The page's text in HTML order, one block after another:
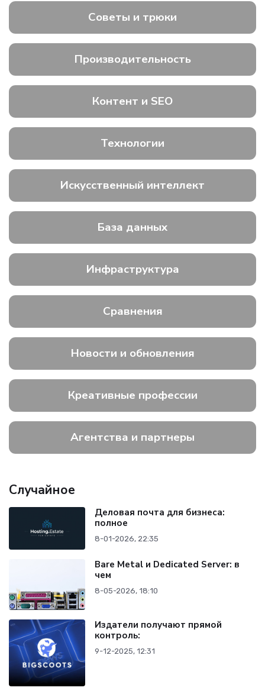
Советы и трюки
Производительность
Контент и SEO
Технологии
Искусственный интеллект
База данных
Инфраструктура
Сравнения
Новости и обновления
Креативные профессии
Агентства и партнеры
Случайное
Деловая почта для бизнеса:
полное
8-01-2026, 22:35
Bare Metal и Dedicated Server: в
чем
8-05-2026, 18:10
Издатели получают прямой
контроль:
9-12-2025, 12:31